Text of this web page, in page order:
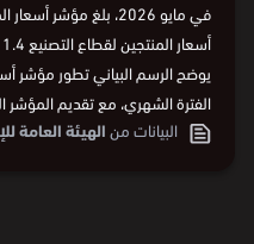
أسعار المنتجين لقطاع التصنيع 111.4.
يوضح الرسم البياني تطور مؤشر
الفترة الشهري، مع تقديم المؤشر
البيانات منالهيئة العامة